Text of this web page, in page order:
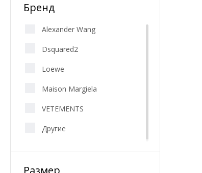
Бренд
Alexander Wang
Dsquared2
Loewe
Maison Margiela
VETEMENTS
Другие
Размер